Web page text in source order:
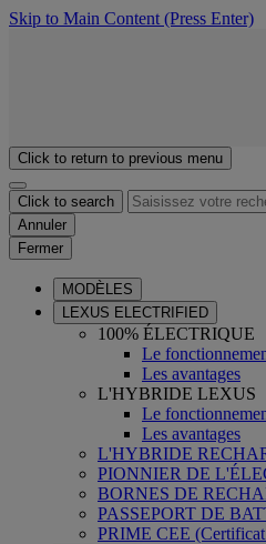
Skip to Main Content (Press Enter)
Click to return to previous menu
Click to search
Annuler
Fermer
MODÈLES
LEXUS ELECTRIFIED
100% ÉLECTRIQUE
Le
Les avantages
L'HYBRIDE LEXUS
Le
Les avantages
L'HYBRIDE
PIONNIER DE
BORNES DE
PASSEPORT DE
PRIME CEE (Certificat